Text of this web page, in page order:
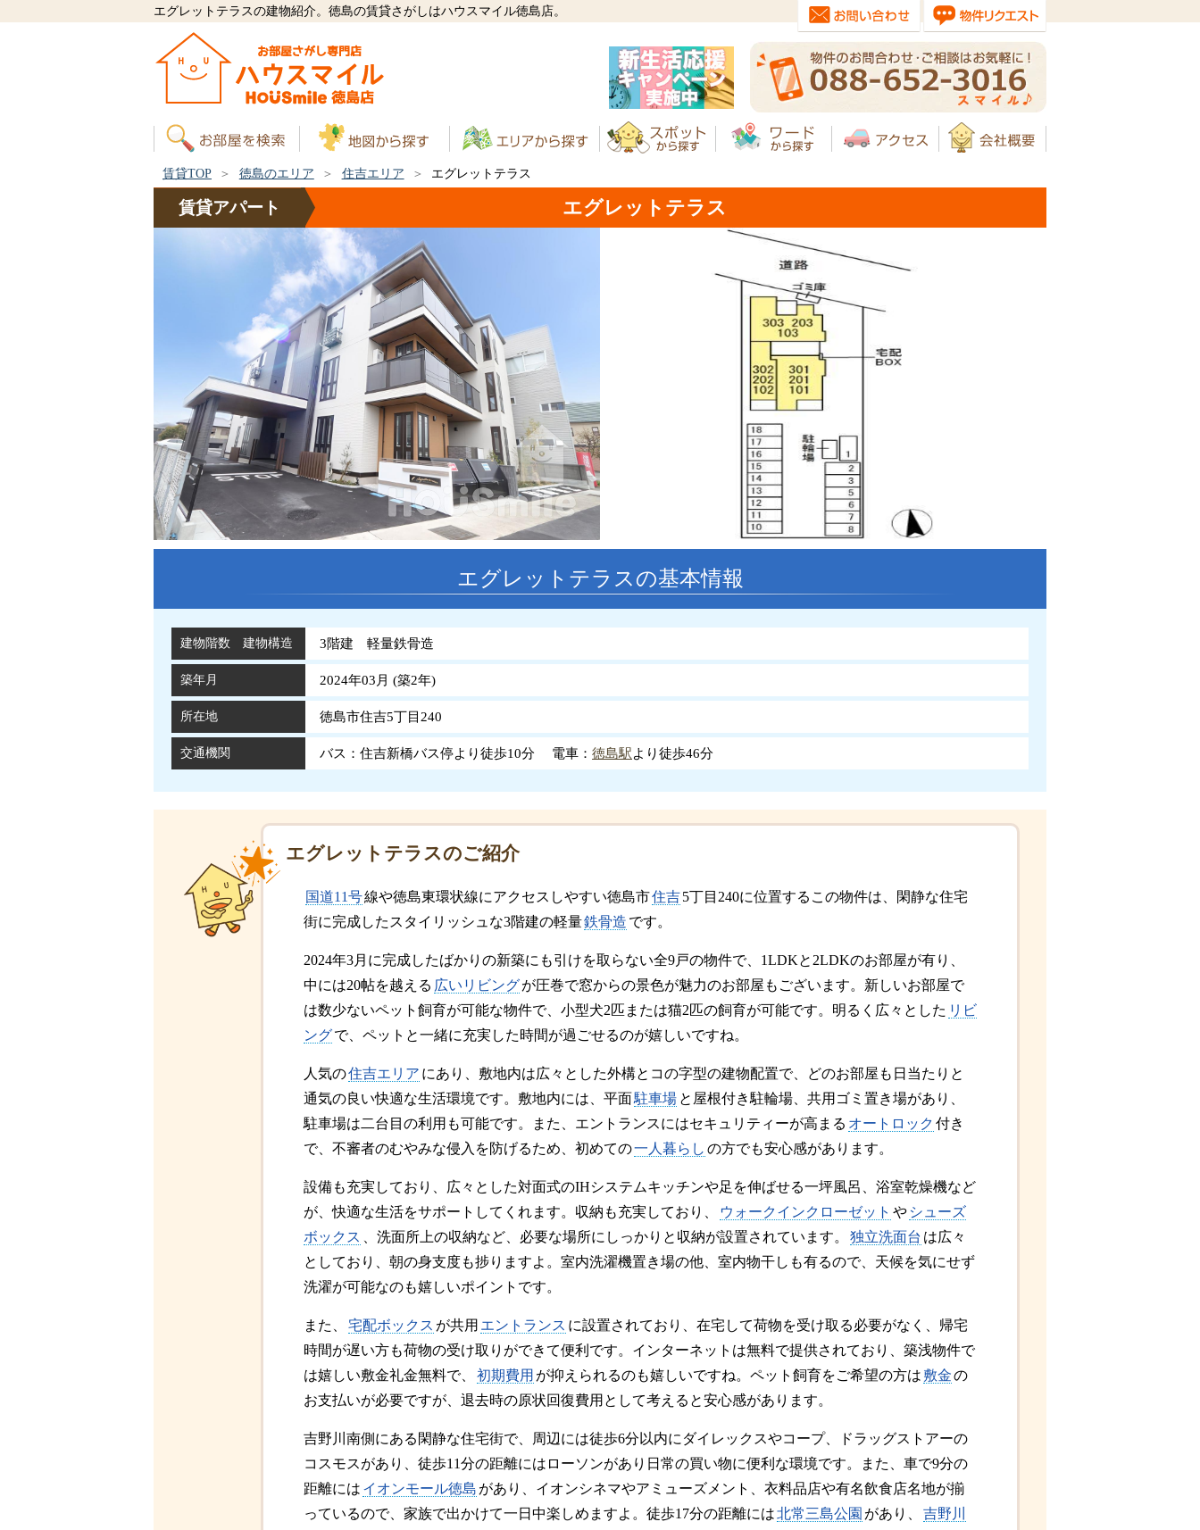
エグレットテラスの建物紹介。徳島の賃貸さがしはハウスマイル徳島店。
賃貸TOP 徳島のエリア 住吉エリア エグレットテラス
賃貸アパート エグレットテラス
エグレットテラスの基本情報
建物階数 建物構造 3階建 軽量鉄骨造
築年月 2024年03月 (築2年)
所在地 徳島市住吉5丁目240
交通機関 バス：住吉新橋バス停より徒歩10分 電車： 徳島駅より徒歩46分
エグレットテラスのご紹介
国道11号線や徳島東環状線にアクセスしやすい徳島市住吉5丁目240に位置するこの物件は、閑静な住宅
街に完成したスタイリッシュな3階建の軽量鉄骨造 です。
2024年3月に完成したばかりの新築にも引けを取らない全9戸の物件で、1LDKと2LDKのお部屋が有り、
中には20帖を越える 広いリビングが圧巻で窓からの景色が魅力のお部屋もございます。新しいお部屋で
は数少ないペット飼育が可能な物件で、小型犬2匹または猫2匹の飼育が可能です。明るく広々とした リビ
ングで、ペットと一緒に充実した時間が過ごせるのが嬉しいですね。
人気の住吉エリア にあり、敷地内は広々とした外構とコの字型の建物配置で、どのお部屋も日当たりと
通気の良い快適な生活環境です。敷地内には、平面駐車場 と屋根付き駐輪場、共用ゴミ置き場があり、
駐車場は二台目の利用も可能です。また、エントランスにはセキュリティーが高まる オートロック 付き
で、不審者のむやみな侵入を防げるため、初めての一人暮らし の方でも安心感があります。
設備も充実しており、広々とした対面式のIHシステムキッチンや足を伸ばせる一坪風呂、浴室乾燥機など
が、快適な生活をサポートしてくれます。収納も充実しており、
ウォークインクローゼット や シューズ
ボックス
、洗面所上の収納など、必要な場所にしっかりと収納が設置されています。 独立洗面台 は広々
としており、朝の身支度も捗りますよ。室内洗濯機置き場の他、室内物干しも有るので、天候を気にせず
洗濯が可能なのも嬉しいポイントです。
また、 宅配ボックス が共用 エントランス に設置されており、在宅して荷物を受け取る必要がなく、帰宅
時間が遅い方も荷物の受け取りができて便利です。インターネットは無料で提供されており、築浅物件で
は嬉しい敷金礼金無料で、
初期費用 が抑えられるのも嬉しいですね。ペット飼育をご希望の方は 敷金の
お支払いが必要ですが、退去時の原状回復費用として考えると安心感があります。
吉野川南側にある閑静な住宅街で、周辺には徒歩6分以内にダイレックスやコープ、ドラッグストアーの
コスモスがあり、徒歩11分の距離にはローソンがあり日常の買い物に便利な環境です。また、車で9分の
距離には イオンモール徳島 があり、イオンシネマやアミューズメント、衣料品店や有名飲食店名地が揃
っているので、家族で出かけて一日中楽しめますよ。徒歩17分の距離には北常三島公園 があり、
吉野川